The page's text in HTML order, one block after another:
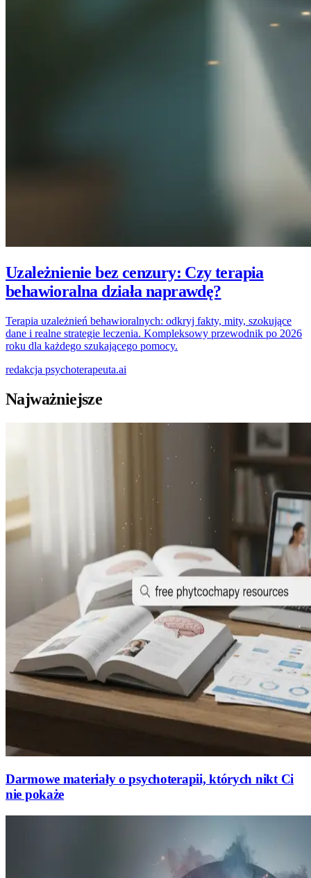
Uzależnienie bez cenzury: Czy terapia
behawioralna działa naprawdę?
Terapia uzależnień behawioralnych: odkryj fakty, mity, szokujące
dane i realne strategie leczenia. Kompleksowy przewodnik po 2026
roku dla każdego szukającego pomocy.
redakcja psychoterapeuta.ai
Najważniejsze
Darmowe materiały o psychoterapii, których nikt Ci
nie pokaże